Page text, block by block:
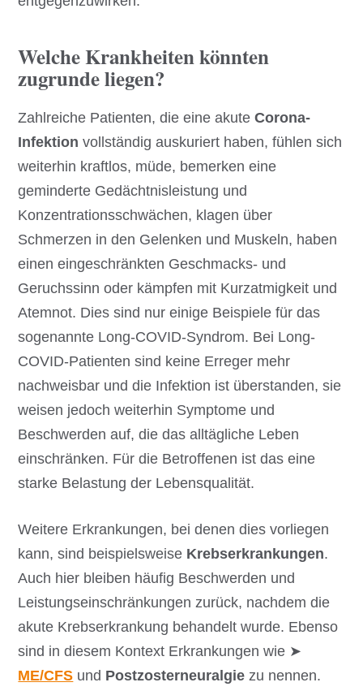
Welche Krankheiten könnten
zugrunde liegen?
Zahlreiche Patienten, die eine akuteCorona-
Infektion vollständig auskuriert haben, fühlen sich
weiterhin kraftlos, müde, bemerken eine
geminderte Gedächtnisleistung und
Konzentrationsschwächen, klagen über
Schmerzen in den Gelenken und Muskeln, haben
einen eingeschränkten Geschmacks- und
Geruchssinn oder kämpfen mit Kurzatmigkeit und
Atemnot. Dies sind nur einige Beispiele für das
sogenannte Long-COVID-Syndrom. Bei Long-
COVID-Patienten sind keine Erreger mehr
nachweisbar und die Infektion ist überstanden, sie
weisen jedoch weiterhin Symptome und
Beschwerden auf, die das alltägliche Leben
einschränken. Für die Betroffenen ist das eine
starke Belastung der Lebensqualität.
Weitere Erkrankungen, bei denen dies vorliegen
kann, sind beispielsweise Krebserkrankungen.
Auch hier bleiben häufig Beschwerden und
Leistungseinschränkungen zurück, nachdem die
akute Krebserkrankung behandelt wurde. Ebenso
sind in diesem Kontext Erkrankungen wie ➤
ME/CFS und Postzosterneuralgie zu nennen.